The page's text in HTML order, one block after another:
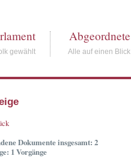
gewählt
Abgeordnete
Alle auf einen Blick
Dokumente insgesamt: 2
1 Vorgänge